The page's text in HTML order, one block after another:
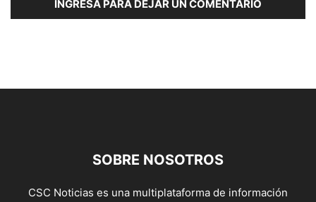
INGRESA PARA DEJAR UN COMENTARIO
SOBRE NOSOTROS
CSC Noticias es una multiplataforma de información